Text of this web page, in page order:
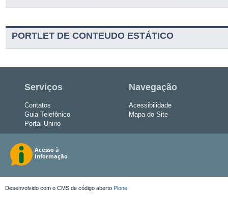
PORTLET DE CONTEUDO ESTÁTICO
Serviços
Contatos
Guia Telefônico
Portal Unirio
Navegação
Acessibilidade
Mapa do Site
Desenvolvido com o CMS de código aberto Plone